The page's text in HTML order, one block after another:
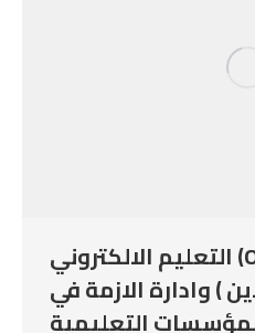
التعليم الالكتروني (On line) وليس نقل
) وادارة الازمة في